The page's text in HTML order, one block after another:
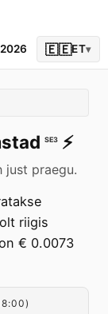
🇪🇪ET▾
SE3 ⚡️
just praegu.
riigis
€ 0.0073